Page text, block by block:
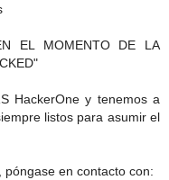
EL MOMENTO DE LA
HackerOne y tenemos a
listos para asumir el
póngase en contacto con: